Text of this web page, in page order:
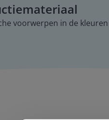
voorwerpen in de